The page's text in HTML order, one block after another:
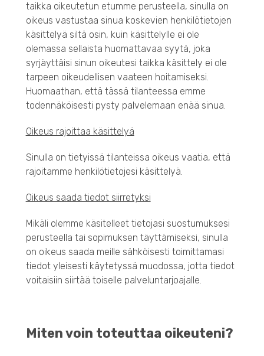
taikka oikeutetun etumme perusteella, sinulla on
oikeus vastustaa sinua koskevien henkilötietojen
käsittelyä siltä osin, kuin käsittelylle ei ole
olemassa sellaista huomattavaa syytä, joka
syrjäyttäisi sinun oikeutesi taikka käsittely ei ole
tarpeen oikeudellisen vaateen hoitamiseksi.
Huomaathan, että tässä tilanteessa emme
todennäköisesti pysty palvelemaan enää sinua.
Oikeus rajoittaa käsittelyä
Sinulla on tietyissä tilanteissa oikeus vaatia, että
rajoitamme henkilötietojesi käsittelyä.
Oikeus saada tiedot siirretyksi
Mikäli olemme käsitelleet tietojasi suostumuksesi
perusteella tai sopimuksen täyttämiseksi, sinulla
on oikeus saada meille sähköisesti toimittamasi
tiedot yleisesti käytetyssä muodossa, jotta tiedot
voitaisiin siirtää toiselle palveluntarjoajalle.
Miten voin toteuttaa oikeuteni?